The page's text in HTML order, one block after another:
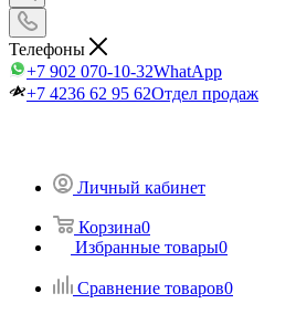
Телефоны
+7 902 070-10-32WhatApp
+7 4236 62 95 62Отдел продаж
Личный кабинет
Корзина0
Избранные товары0
Сравнение товаров0